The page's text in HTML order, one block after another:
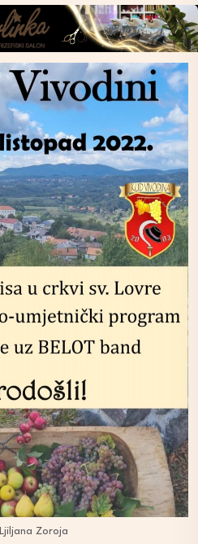
Ljiljana Zoroja